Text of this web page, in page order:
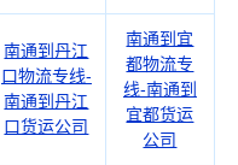
南通到丹江
口物流专线-
南通到丹江
口货运公司
南通到宜
都物流专
线-南通到
宜都货运
公司